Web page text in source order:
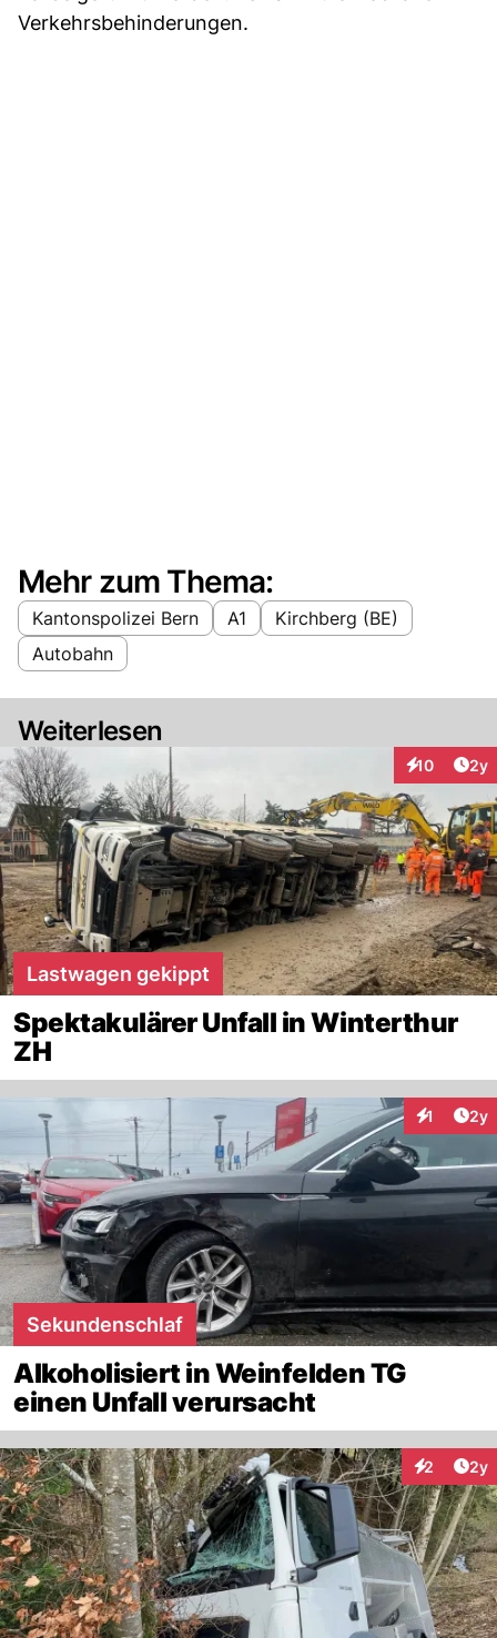
Verkehrsbehinderungen.
Mehr zum Thema:
Kantonspolizei Bern A1
Kirchberg (BE)
Autobahn
Weiterlesen
10 2y
Lastwagen gekippt
Spektakulärer Unfall in Winterthur
ZH
1 2y
Sekundenschlaf
Alkoholisiert in Weinfelden TG
einen Unfall verursacht
2 2y